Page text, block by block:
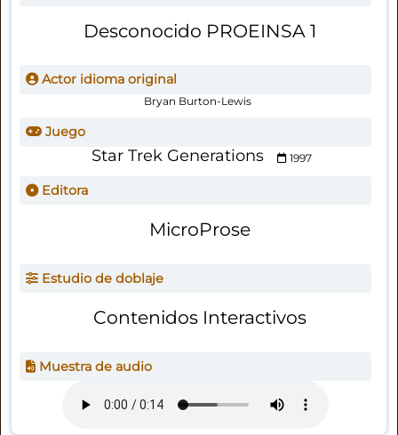
Desconocido PROEINSA 1
Actor idioma original
Bryan Burton-Lewis
Juego
Star Trek Generations 1997
Editora
MicroProse
Estudio de doblaje
Contenidos Interactivos
Muestra de audio